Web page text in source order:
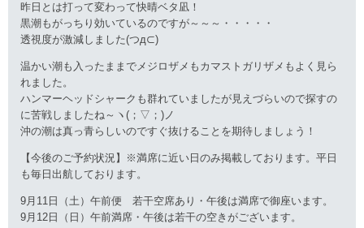
昨日とは打って変わって快晴ベタ凪！
黒潮もがっちり効いているのですが～～～・・・・・
透視度が激減しました(つд⊂)
温かい潮も入ったままでメジロザメもカマストガリザメもよく見ら
れました。
ハンマーヘッドシャークも群れていましたが見えづらいので探すの
に苦戦しましたね～ヽ(；▽；)ノ
沖の潮は真っ青らしいのですぐ抜けることを期待しましょう！
【今後のご予約状況】※満席に近い日のみ掲載しております。平日
も毎日出航しております。
9月11日（土）午前便 若干空席あり・午後は満席で御座います。
9月12日（日）午前満席・午後は若干の空きがございます。